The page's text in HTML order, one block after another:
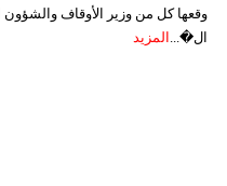
وقعها كل من وزير الأوقاف والشؤون
ال�... المزيد